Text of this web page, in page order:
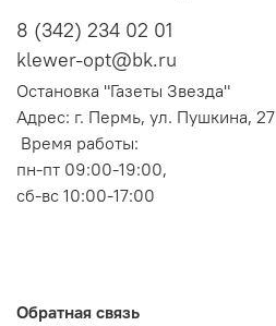
8 (342) 234 02 01
klewer-opt@bk.ru
Остановка "Газеты Звезда"
Адрес: г. Пермь, ул. Пушкина, 27
Время работы:
пн-пт 09:00-19:00,
сб-вс 10:00-17:00
Обратная связь